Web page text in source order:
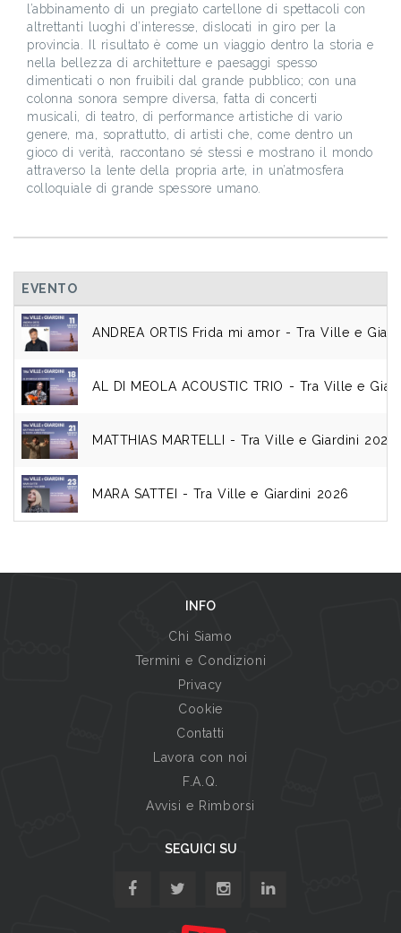
l’abbinamento di un pregiato cartellone di spettacoli con
altrettanti luoghi d’interesse, dislocati in giro per la
provincia. Il risultato è come un viaggio dentro la storia e
nella bellezza di architetture e paesaggi spesso
dimenticati o non fruibili dal grande pubblico; con una
colonna sonora sempre diversa, fatta di concerti
musicali, di teatro, di performance artistiche di vario
genere, ma, soprattutto, di artisti che, come dentro un
gioco di verità, raccontano sé stessi e mostrano il mondo
attraverso la lente della propria arte, in un’atmosfera
colloquiale di grande spessore umano.
EVENTO
ANDREA ORTIS Frida mi amor - Tra Ville e
AL DI MEOLA ACOUSTIC TRIO - Tra Ville e
MATTHIAS MARTELLI - Tra Ville e Giardini 2026
MARA SATTEI - Tra Ville e Giardini 2026
INFO
Chi Siamo
Termini e Condizioni
Privacy
Cookie
Contatti
Lavora con noi
F.A.Q.
Avvisi e Rimborsi
SEGUICI SU